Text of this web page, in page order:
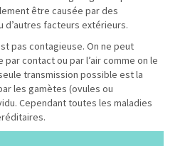
être causée par des
facteurs extérieurs.
pas contagieuse. On ne peut
contact ou par l’air comme on le
transmission possible est la
les gamètes (ovules ou
Cependant toutes les maladies